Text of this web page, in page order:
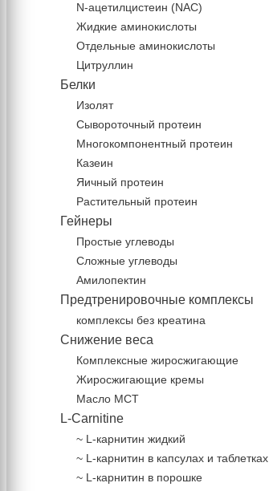
N-ацетилцистеин (NAC)
Жидкие аминокислоты
Отдельные аминокислоты
Цитруллин
Белки
Изолят
Сывороточный протеин
Многокомпонентный протеин
Казеин
Яичный протеин
Растительный протеин
Гейнеры
Простые углеводы
Сложные углеводы
Амилопектин
Предтренировочные комплексы
комплексы без креатина
Снижение веса
Комплексные жиросжигающие
Жиросжигающие кремы
Масло МСТ
L-Carnitine
~ L-карнитин жидкий
~ L-карнитин в капсулах и таблетках
~ L-карнитин в порошке